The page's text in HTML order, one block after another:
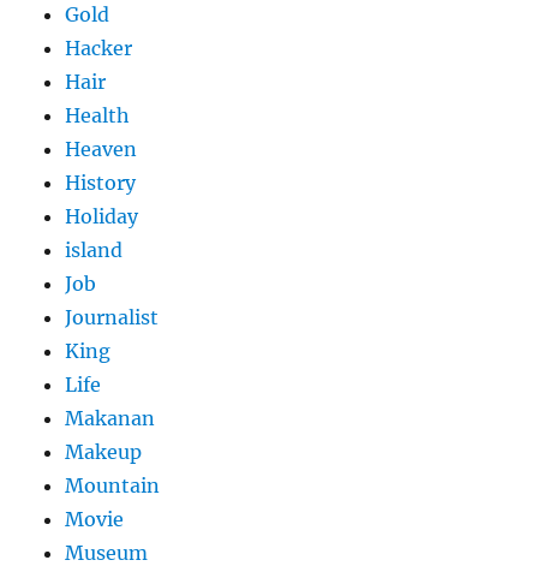
Gold
Hacker
Hair
Health
Heaven
History
Holiday
island
Job
Journalist
King
Life
Makanan
Makeup
Mountain
Movie
Museum